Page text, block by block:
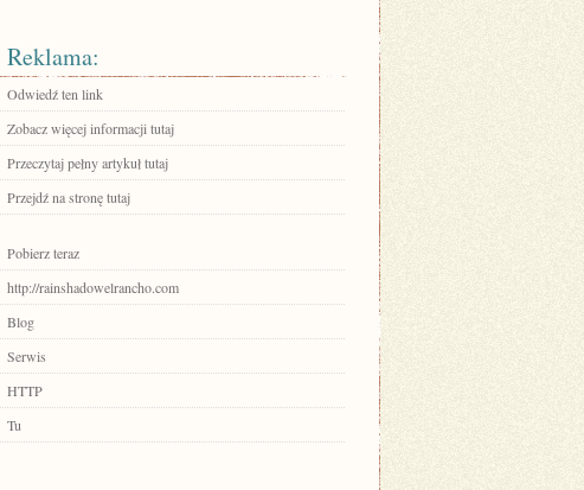
Reklama:
Odwiedź ten link
Zobacz więcej informacji tutaj
Przeczytaj pełny artykuł tutaj
Przejdź na stronę tutaj
Pobierz teraz
http://rainshadowelrancho.com
Blog
Serwis
HTTP
Tu